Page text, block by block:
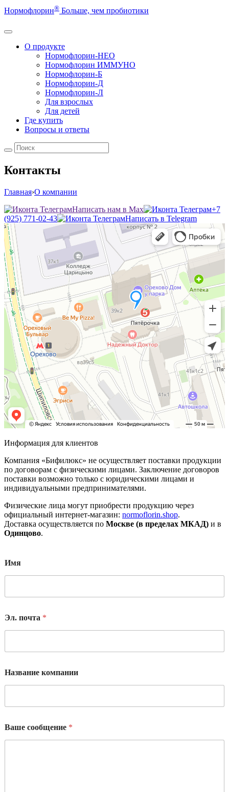
Нормофлорин® Больше, чем пробиотики
О продукте
Нормофлорин-НЕО
Нормофлорин ИММУНО
Нормофлорин-Б
Нормофлорин-Д
Нормофлорин-Л
Для взрослых
Для детей
Где купить
Вопросы и ответы
Контакты
Главная›О компании
Написать нам в Max
+7
(925) 771-02-43
Написать в Telegram
Информация для клиентов
Компания «Бифилюкс» не осуществляет поставки продукции
по договорам с физическими лицами. Заключение договоров
поставки возможно только с юридическими лицами и
индивидуальными предпринимателями.
Физические лица могут приобрести продукцию через
официальный интернет-магазин: normoflorin.shop.
Доставка осуществляется по Москве (в пределах МКАД) и в
Одинцово.
Имя
Эл. почта *
о
о
н
и
е
Название компании
Ваше сообщение *